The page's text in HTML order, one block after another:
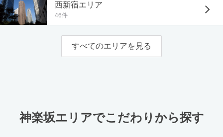
西新宿エリア
46件
すべてのエリアを見る
神楽坂エリアでこだわりから探す